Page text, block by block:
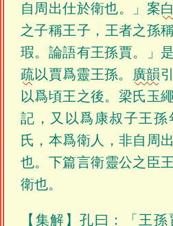
自周出仕於衛也。」案
之子稱王子，王者之孫
瑕。論語有王孫賈。」
疏以賈爲靈王孫。 廣韻引
以爲頃王之後。梁氏玉
記，又以爲康叔子王
氏，本爲衛人，非自周
也。下篇言衛靈公之臣
衛也。
【集解】孔曰：「王